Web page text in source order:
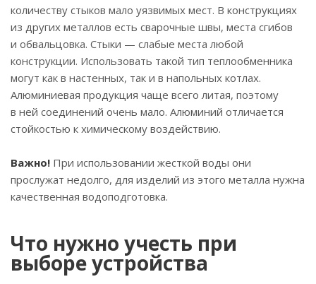
количеству стыков мало уязвимых мест. В конструкциях
из других металлов есть сварочные швы, места сгибов
и обвальцовка. Стыки — слабые места любой
конструкции. Использовать такой тип теплообменника
могут как в настенных, так и в напольных котлах.
Алюминиевая продукция чаще всего литая, поэтому
в ней соединений очень мало. Алюминий отличается
стойкостью к химическому воздействию.
Важно! При использовании жесткой воды они
прослужат недолго, для изделий из этого металла нужна
качественная водоподготовка.
Что нужно учесть при
выборе устройства